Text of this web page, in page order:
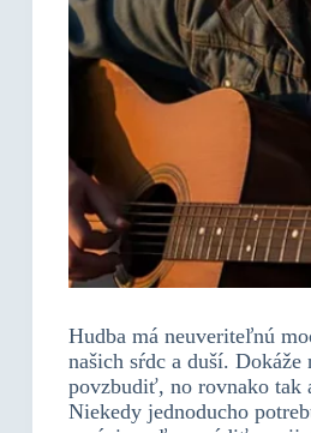
Hudba má neuveriteľnú
našich sŕdc a duší. Dokáže
povzbudiť, no rovnako tak
Niekedy jednoducho